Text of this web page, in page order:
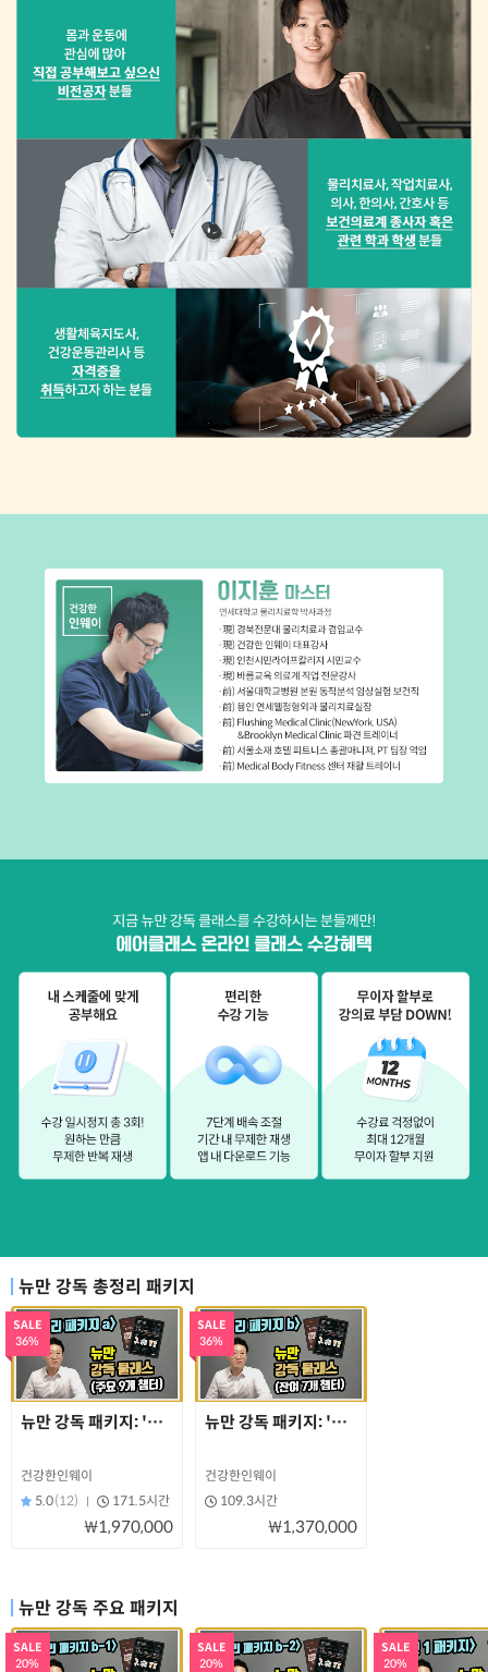
뉴만 강독 총정리 패키지
SALE
36%
뉴만 강독 패키지: '총정리 패키지 a'
건강한인웨이
5.0(12) 171.5시간
₩1,970,000
SALE
36%
뉴만 강독 패키지: '총정리 패키지 b'
건강한인웨이
109.3시간
₩1,370,000
뉴만 강독 주요 패키지
SALE
20%
SALE
20%
SALE
20%